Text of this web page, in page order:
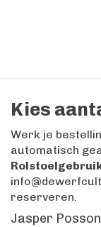
Kies
Werk je
automatisch
reserveren.
Jasper Posson